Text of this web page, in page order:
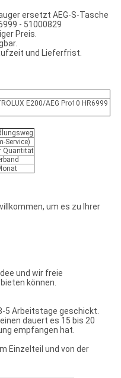
ersetzt AEG-S-Tasche
- 51000829
Preis.
und Lieferfrist.
E200/AEG Pro10 HR6999
Service)
Quantität
um es zu Ihrer
und wir freie
können.
5 Arbeitstage geschickt.
dauert es 15 bis 20
empfangen hat.
Einzelteil und von der